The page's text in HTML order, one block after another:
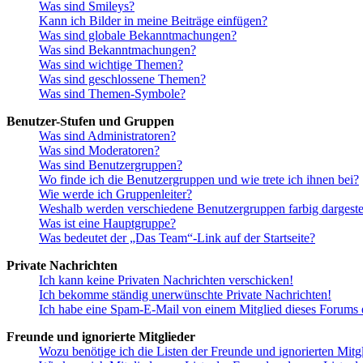
Was sind Smileys?
Kann ich Bilder in meine Beiträge einfügen?
Was sind globale Bekanntmachungen?
Was sind Bekanntmachungen?
Was sind wichtige Themen?
Was sind geschlossene Themen?
Was sind Themen-Symbole?
Benutzer-Stufen und Gruppen
Was sind Administratoren?
Was sind Moderatoren?
Was sind Benutzergruppen?
Wo finde ich die Benutzergruppen und wie trete ich ihnen bei?
Wie werde ich Gruppenleiter?
Weshalb werden verschiedene Benutzergruppen farbig
Was ist eine Hauptgruppe?
Was bedeutet der „Das Team“-Link auf der Startseite?
Private Nachrichten
Ich kann keine Privaten Nachrichten verschicken!
Ich bekomme ständig unerwünschte Private Nachrichten!
Ich habe eine Spam-E-Mail von einem Mitglied dieses Forums
Freunde und ignorierte Mitglieder
Wozu benötige ich die Listen der Freunde und ignorierten